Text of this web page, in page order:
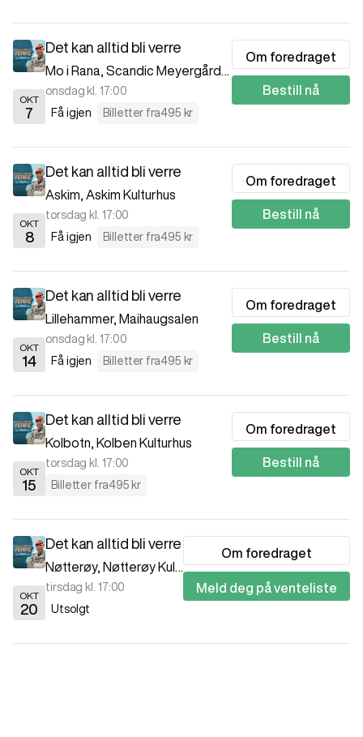
OKT
7
Det kan alltid bli verre
Mo i Rana Scandic Meyergården
onsdag kl. 17:00
Få igjen
Billetter fra495 kr
Om foredraget
Bestill nå
OKT
8
Det kan alltid bli verre
Askim Askim Kulturhus
torsdag kl. 17:00
Få igjen
Billetter fra495 kr
Om foredraget
Bestill nå
OKT
14
Det kan alltid bli verre
Lillehammer, Maihaugsalen
onsdag kl. 17:00
Få igjen
Billetter fra495 kr
Om foredraget
Bestill nå
OKT
15
Det kan alltid bli verre
Kolbotn Kolben Kulturhus
torsdag kl. 17:00
Billetter fra495 kr
Om foredraget
Bestill nå
OKT
20
Det kan alltid bli verre
Nøtterøy, Nøtterøy Kulturhus
tirsdag kl. 17:00
Utsolgt
Om foredraget
Meld deg på venteliste